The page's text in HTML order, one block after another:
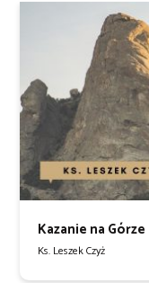
Kazanie na Górze
Ks. Leszek Czyż